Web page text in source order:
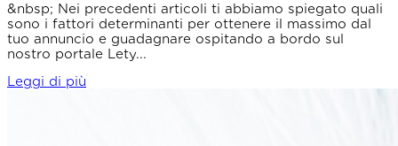
&nbsp; Nei precedenti articoli ti abbiamo spiegato quali
sono i fattori determinanti per ottenere il massimo dal
tuo annuncio e guadagnare ospitando a bordo sul
nostro portale Lety...
Leggi di più